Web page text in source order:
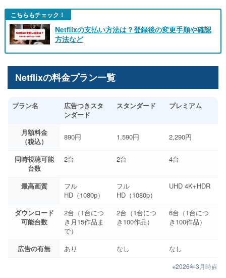
こちらもチェック！
Netflixの支払い方法は？登録後の変更手順や確認
方法など
Netflixの料金プラン一覧
※2026年3月時点
プラン名
広告つきスタ
ンダード
スタンダード プレミアム
月額料金
（税込）
890円 1,590円 2,290円
同時視聴可能
台数
2台 2台 4台
最高画質
フル
HD（1080p）
フル
HD（1080p）
UHD 4K+HDR
ダウンロード
可能台数
2台（1台につ
き月15作品ま
で）
2台（1台につ
き100作品）
6台（1台につ
き100作品）
広告の有無 あり なし なし